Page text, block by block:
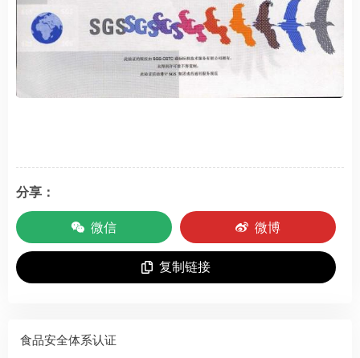
分享：
微信
微博
复制链接
食品安全体系认证